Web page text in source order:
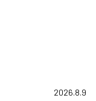
2026.8.9